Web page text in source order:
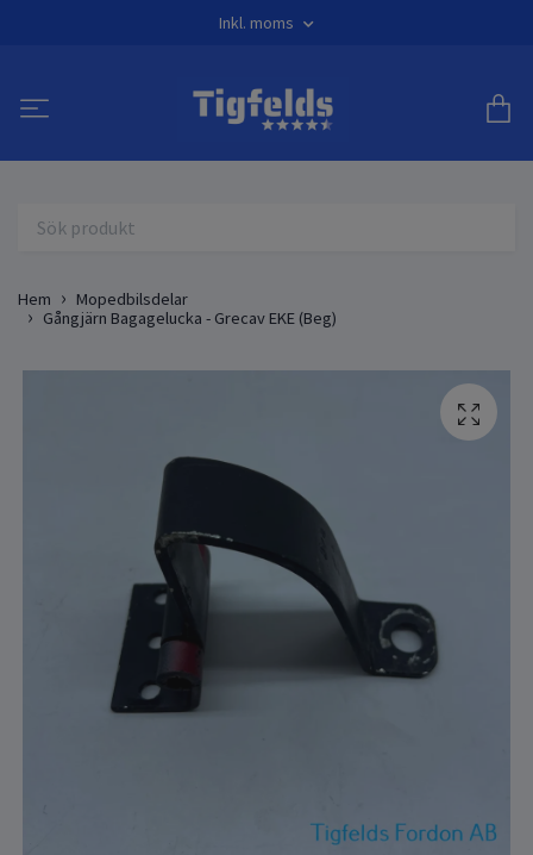
Inkl. moms
Hem
Mopedbilsdelar
Gångjärn Bagagelucka - Grecav EKE (Beg)